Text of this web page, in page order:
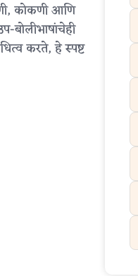
कोकणी आणि
बोलीभाषांचेही
करते, हे स्पष्ट